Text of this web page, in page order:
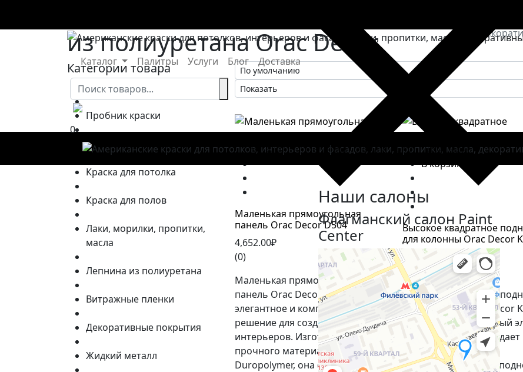
Наши салоны
Флагманский салон Paint
Center
Каталог Палитры Услуги Блог Доставка
0
Каталог
Палитры Услуги Блог Доставка
из полиуретана Orac Decor
В корзину
Маленькая прямоугольная
панель Orac Decor D504
4,652.00₽
(0)
Маленькая прямоугольная
панель Orac Decor D504 - это
элегантное и компактное
решение для создания стильных
интерьеров. Изготовленная из
прочного материала
Duropolymer, она сочетает
В корзину
Высокое квадратное
для колонны Orac Decor
30,953.00₽
(0)
Высокое квадратное
для колонны Orac Decor
элегантный и стильный
декора, который придает
колонне величие и
завершенность. Это
Категории товара
Интерьерные краски
Пробник краски
Фасадные краски
Краска для потолка
Краска для полов
Лаки, морилки, пропитки,
масла
Лепнина из полиуретана
Витражные пленки
Декоративные покрытия
Жидкий металл